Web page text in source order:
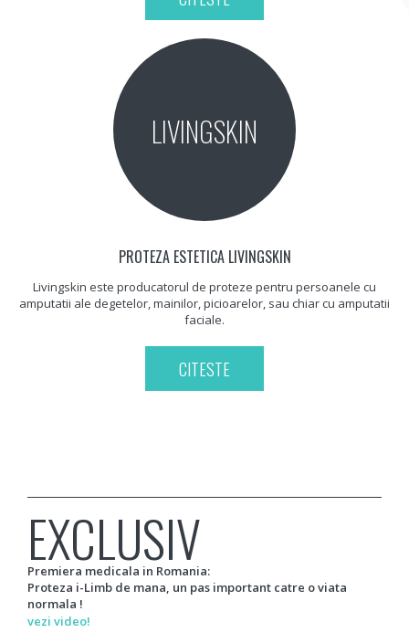
LIVINGSKIN
PROTEZA ESTETICA LIVINGSKIN
Livingskin este producatorul de proteze pentru persoanele cu
amputatii ale degetelor, mainilor, picioarelor, sau chiar cu amputatii
faciale.
CITESTE
EXCLUSIV
Premiera medicala in Romania:
Proteza i-Limb de mana, un pas important catre o viata
normala !
vezi video!